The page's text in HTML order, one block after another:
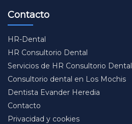
Contacto
HR-Dental
HR Consultorio Dental
Servicios de HR Consultorio Dental
Consultorio dental en Los Mochis
Dentista Evander Heredia
Contacto
Privacidad y cookies